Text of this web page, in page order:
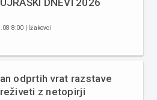
8:00 | Ižakovci
odprtih vrat razstave
z netopirji